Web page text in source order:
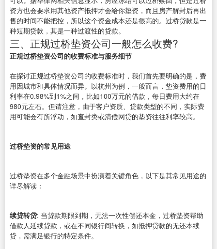
资方也会要求用其他资产抵押才会给你垫资，而且房产解封后再出
售的时间不能把控，所以这个资金成本还是很高的。过桥贷款是一
种短期贷款，其是一种过渡性的贷款。
三、正规过桥垫资公司一般怎么收费?
正规过桥垫资公司的收费标准与服务细节
在探讨正规过桥垫资公司的收费标准时，我们首先要明确的是，费
用因城市和具体情况而异。以杭州为例，一般而言，垫资费用的日
利率在0.98%到1%之间，比如100万元的借款，每日费用大约在
980元左右。但请注意，由于客户资质、贷款类型的不同，实际费
用可能会有所浮动，如查封类或清偿网贷的垫资往往利率较高。
过桥垫资的常见用途
过桥垫资在多个金融场景中扮演着关键角色，以下是其常见用途的
详尽解读：
续贷转贷: 当贷款期限到期，无法一次性偿还本金，过桥垫资帮助
借款人延续贷款，或在不同银行间转换，如抵押贷款的无还本续
贷，需满足银行的特定条件。